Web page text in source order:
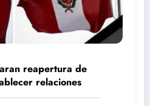
reapertura de
relaciones